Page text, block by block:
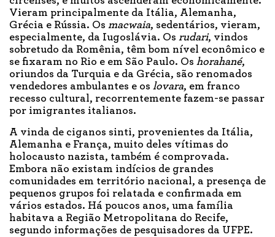
Vieram principalmente da Itália, Alemanha,
Grécia e Rússia. Os macwaia, sedentários, vieram,
especialmente, da Iugoslávia. Os rudari, vindos
sobretudo da Romênia, têm bom nível econômico e
se fixaram no Rio e em São Paulo. Os horahané,
oriundos da Turquia e da Grécia, são renomados
vendedores ambulantes e os lovara, em franco
recesso cultural, recorrentemente fazem-se passar
por imigrantes italianos.
A vinda de ciganos sinti, provenientes da Itália,
Alemanha e França, muito deles vítimas do
holocausto nazista, também é comprovada.
Embora não existam indícios de grandes
comunidades em território nacional, a presença de
pequenos grupos foi relatada e confirmada em
vários estados. Há poucos anos, uma família
habitava a Região Metropolitana do Recife,
segundo informações de pesquisadores da UFPE.